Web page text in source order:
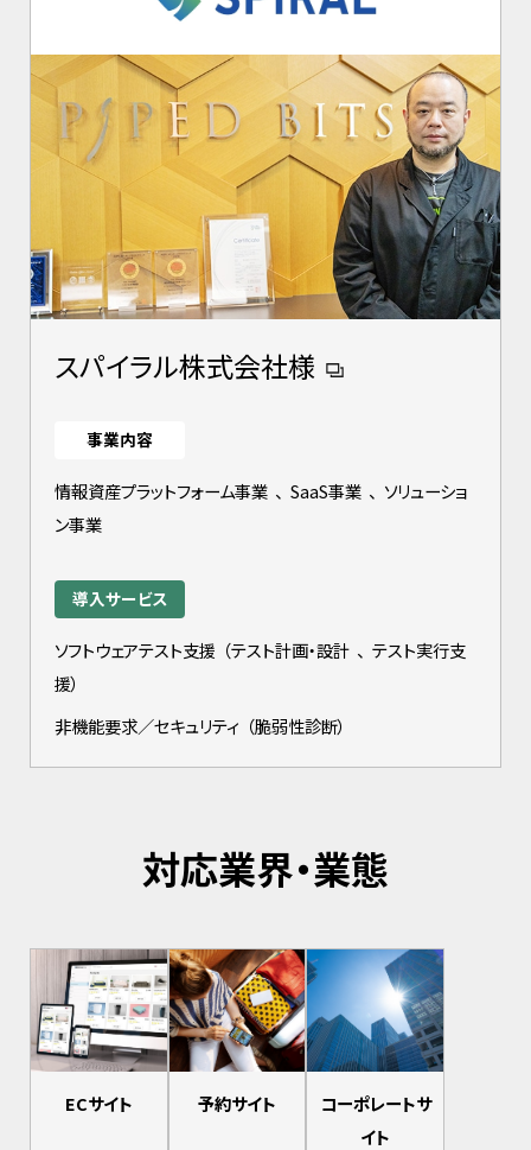
スパイラル株式会社様
事業内容
情報資産プラットフォーム事業 、 SaaS事業 、 ソリューショ
ン事業
導入サービス
ソフトウェアテスト支援 （テスト計画・設計 、 テスト実行支
援）
非機能要求／セキュリティ （脆弱性診断）
対応業界・業態
ECサイト 予約サイト
コーポレートサ
イト